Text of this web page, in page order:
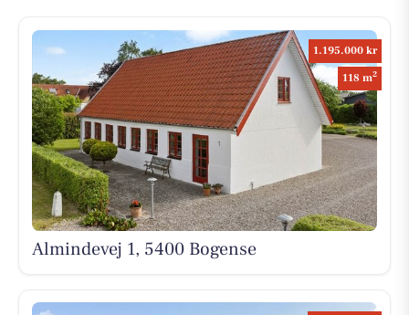
1.195.000 kr
118 m2
Almindevej 1, 5400 Bogense